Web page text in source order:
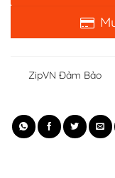
ZipVN Đảm Bảo